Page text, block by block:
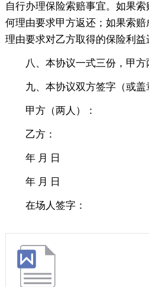
自行办理保险索赔事宜。如果
何理由要求甲方返还；如果索
理由要求对乙方取得的保险利益
八、本协议一式三份，甲方
九、本协议双方签字（或盖
甲方（两人）：
乙方：
年 月 日
年 月 日
在场人签字：